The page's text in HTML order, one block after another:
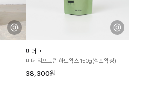
미더
미더 리프그린 하드왁스 150g(셀프왁싱)
38,300원